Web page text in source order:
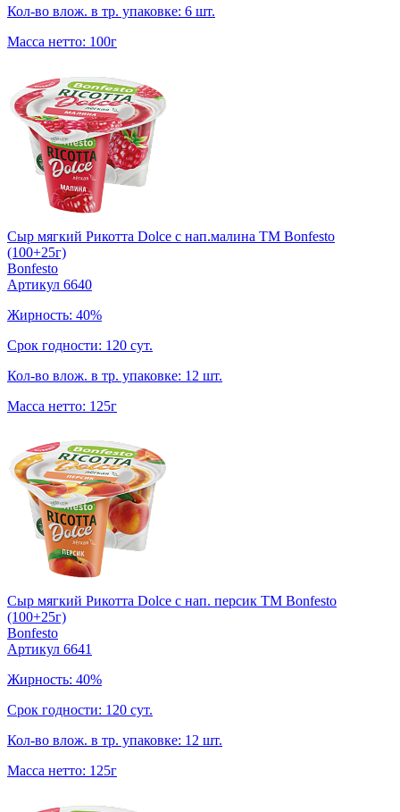
Кол-во влож. в тр. упаковке: 6 шт.
Масса нетто: 100г
Сыр мягкий Рикотта Dolce с нап.малина TM Bonfesto
(100+25г)
Bonfesto
Артикул 6640
Жирность: 40%
Срок годности: 120 сут.
Кол-во влож. в тр. упаковке: 12 шт.
Масса нетто: 125г
Сыр мягкий Рикотта Dolce с нап. персик TM Bonfesto
(100+25г)
Bonfesto
Артикул 6641
Жирность: 40%
Срок годности: 120 сут.
Кол-во влож. в тр. упаковке: 12 шт.
Масса нетто: 125г